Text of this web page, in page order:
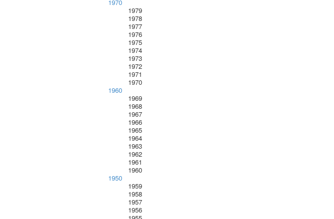
1970
1979
1978
1977
1976
1975
1974
1973
1972
1971
1970
1960
1969
1968
1967
1966
1965
1964
1963
1962
1961
1960
1950
1959
1958
1957
1956